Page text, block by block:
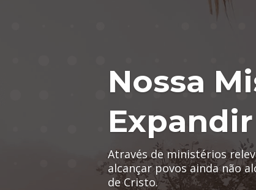
Nossa
Através de ministérios
alcançar povos ainda não
de Cristo.